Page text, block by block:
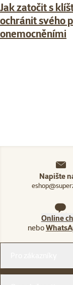
Jak zatočit s
ochránit svého
onemocněními
Napište
Online
nebo